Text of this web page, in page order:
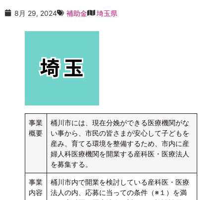
8月 29, 2024 補助金 埼玉県
事業
概要
桶川市には、現在分娩ができる医療機関がな
い事から、市民の皆さまが安心して子どもを
産み、育てる環境を整備するため、市内に産
婦人科医療機関を開業する産科医・医療法人
を募集する。
事業
内容
桶川市内で開業を検討している産科医・医療
法人の内、応募に当っての条件（※１）を満